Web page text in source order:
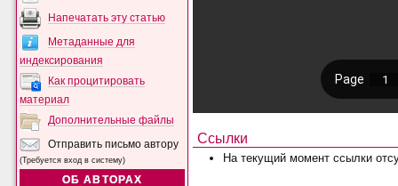
Напечатать эту статью
Метаданные для
индексирования
Как процитировать
материал
Дополнительные файлы
Отправить письмо автору
(Требуется вход в систему)
ОБ АВТОРАХ
Ссылки
На текущий момент ссылки